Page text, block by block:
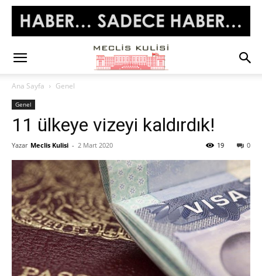
Ana Sayfa Genel
Genel
11 ülkeye vizeyi kaldırdık!
Yazar Meclis Kulisi - 2 Mart 2020 0
19